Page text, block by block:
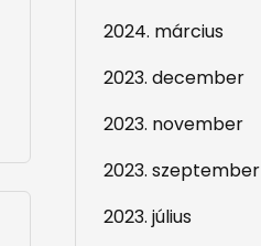
2024. március
2023. december
2023. november
2023. szeptember
2023. július